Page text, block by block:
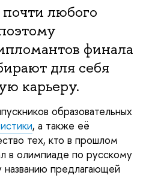
любого
финала
для себя
карьеру.
образовательных
, а также её
тех, кто в прошлом
в олимпиаде по русскому
названию предлагающей